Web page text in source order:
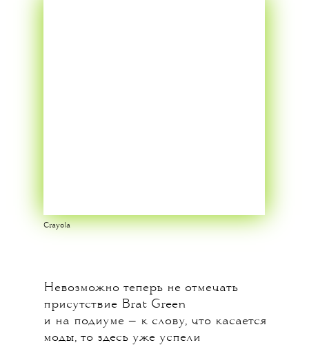
Crayola
Невозможно теперь не отмечать
присутствие Brat Green
и на подиуме — к слову, что касается
моды, то здесь уже успели